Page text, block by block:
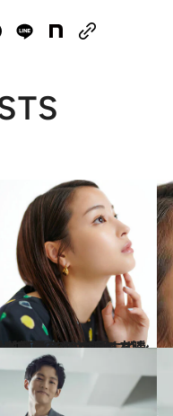
出合う」 広瀬すずの、芝居との対話の方法論 映画『流浪の月』インタビュー
チャー